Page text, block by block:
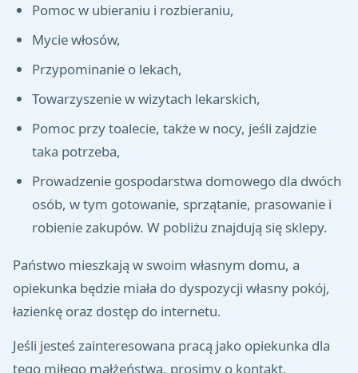
Pomoc w ubieraniu i rozbieraniu,
Mycie włosów,
Przypominanie o lekach,
Towarzyszenie w wizytach lekarskich,
Pomoc przy toalecie, także w nocy, jeśli zajdzie
taka potrzeba,
Prowadzenie gospodarstwa domowego dla dwóch
osób, w tym gotowanie, sprzątanie, prasowanie i
robienie zakupów. W pobliżu znajdują się sklepy.
Państwo mieszkają w swoim własnym domu, a
opiekunka będzie miała do dyspozycji własny pokój,
łazienkę oraz dostęp do internetu.
Jeśli jesteś zainteresowana pracą jako opiekunka dla
tego miłego małżeństwa, prosimy o kontakt.